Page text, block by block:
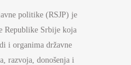
politike (RSJP) je
Republike Srbije koja
i organima državne
razvoja, donošenja i